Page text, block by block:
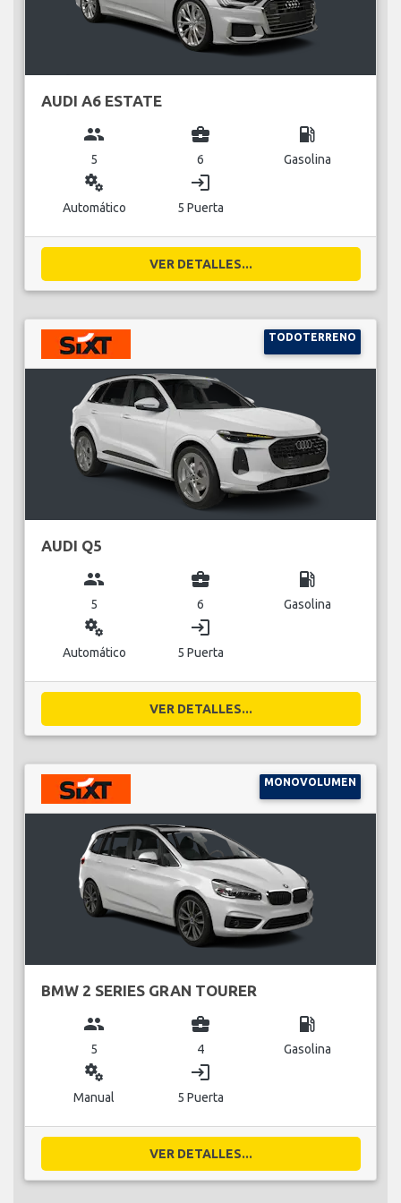
AUDI A6 ESTATE
group
5
business_center
6
local_gas_station
Gasolina
miscellaneous_services
Automático
login
5 Puerta
VER DETALLES...
TODOTERRENO
AUDI Q5
group
5
business_center
6
local_gas_station
Gasolina
miscellaneous_services
Automático
login
5 Puerta
VER DETALLES...
MONOVOLUMEN
BMW 2 SERIES GRAN TOURER
group
5
business_center
4
local_gas_station
Gasolina
miscellaneous_services
Manual
login
5 Puerta
VER DETALLES...